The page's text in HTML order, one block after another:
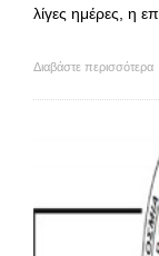
λίγες ημέρες, η
Διαβάστε περισσότερα